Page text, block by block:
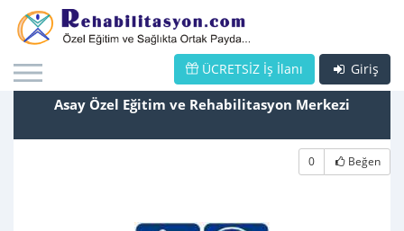
Giriş
ÜCRETSİZ İş İlanı
Asay Özel Eğitim ve Rehabilitasyon Merkezi
0 Beğen